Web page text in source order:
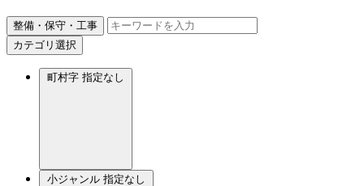
整備・保守・工事
カテゴリ選択
町村字 指定なし
小ジャンル 指定なし